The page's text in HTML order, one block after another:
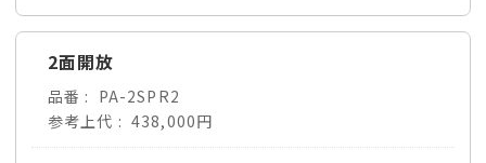
2面開放
品番
PA-2SPR2
参考上代
438,000円